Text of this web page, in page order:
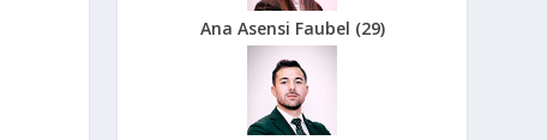
Ana Asensi Faubel (29)